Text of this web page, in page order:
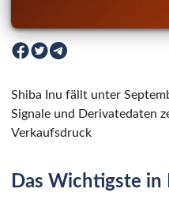
Shiba Inu fällt unter
Signale und Derivatedaten
Verkaufsdruck
Das Wichtigste in